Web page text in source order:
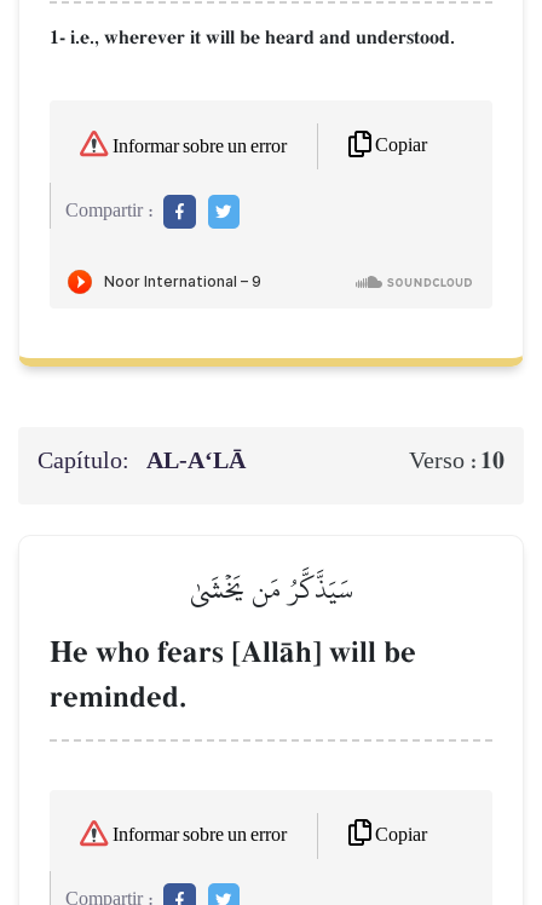
1- i.e., wherever it will be heard and understood.
Informar sobre un error Copiar
Compartir :
Capítulo: AL‑A‘LĀ Verso : 10
سَيَذَّكَّرُ مَن يَخۡشَىٰ
He who fears [AllŒh] will be
reminded.
Informar sobre un error Copiar
Compartir :